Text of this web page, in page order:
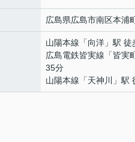
広島県広島市南区本浦
山陽本線 「向洋 」駅
広島電鉄皆実線 「皆実
35分
山陽本線 「天神川 」駅